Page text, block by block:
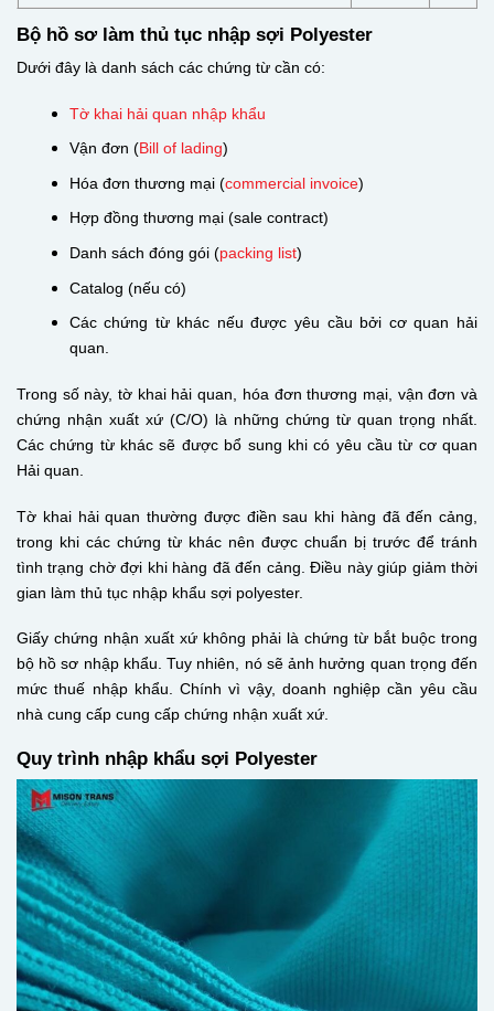
Bộ hồ sơ làm thủ tục nhập sợi Polyester
Dưới đây là danh sách các chứng từ cần có:
Tờ khai hải quan nhập khẩu
Vận đơn (Bill of lading)
Hóa đơn thương mại (commercial invoice)
Hợp đồng thương mại (sale contract)
Danh sách đóng gói (packing list)
Catalog (nếu có)
Các chứng từ khác nếu được yêu cầu bởi cơ quan hải
quan.
Trong số này, tờ khai hải quan, hóa đơn thương mại, vận đơn và
chứng nhận xuất xứ (C/O) là những chứng từ quan trọng nhất.
Các chứng từ khác sẽ được bổ sung khi có yêu cầu từ cơ quan
Hải quan.
Tờ khai hải quan thường được điền sau khi hàng đã đến cảng,
trong khi các chứng từ khác nên được chuẩn bị trước để tránh
tình trạng chờ đợi khi hàng đã đến cảng. Điều này giúp giảm thời
gian làm thủ tục nhập khẩu sợi polyester.
Giấy chứng nhận xuất xứ không phải là chứng từ bắt buộc trong
bộ hồ sơ nhập khẩu. Tuy nhiên, nó sẽ ảnh hưởng quan trọng đến
mức thuế nhập khẩu. Chính vì vậy, doanh nghiệp cần yêu cầu
nhà cung cấp cung cấp chứng nhận xuất xứ.
Quy trình nhập khẩu sợi Polyester